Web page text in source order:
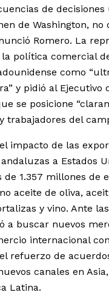
de
de Washington, no
Romero. La
política comercial
como
y pidió al Ejecutivo
se posicione
trabajadores del
impacto de las
a Estados
de 1.357 millones de
aceite de oliva,
y vino. Ante
a buscar nuevos
internacional
refuerzo de
canales en
Latina.